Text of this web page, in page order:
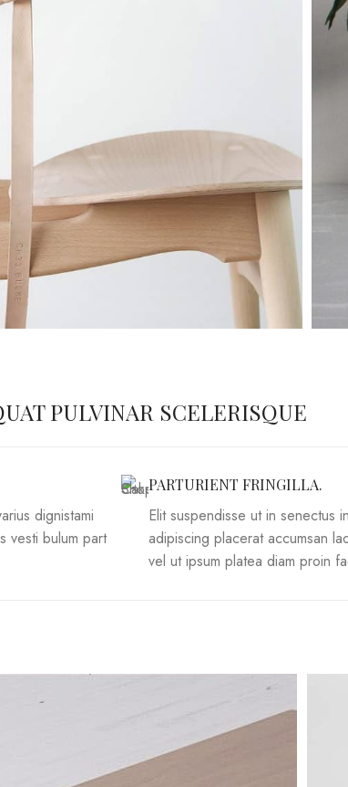
PULVINAR SCELERISQUE
dignistami
vesti bulum part
PARTURIENT FRINGILLA.
Elit suspendisse ut in senectus
adipiscing placerat accumsan
vel ut ipsum platea diam proin